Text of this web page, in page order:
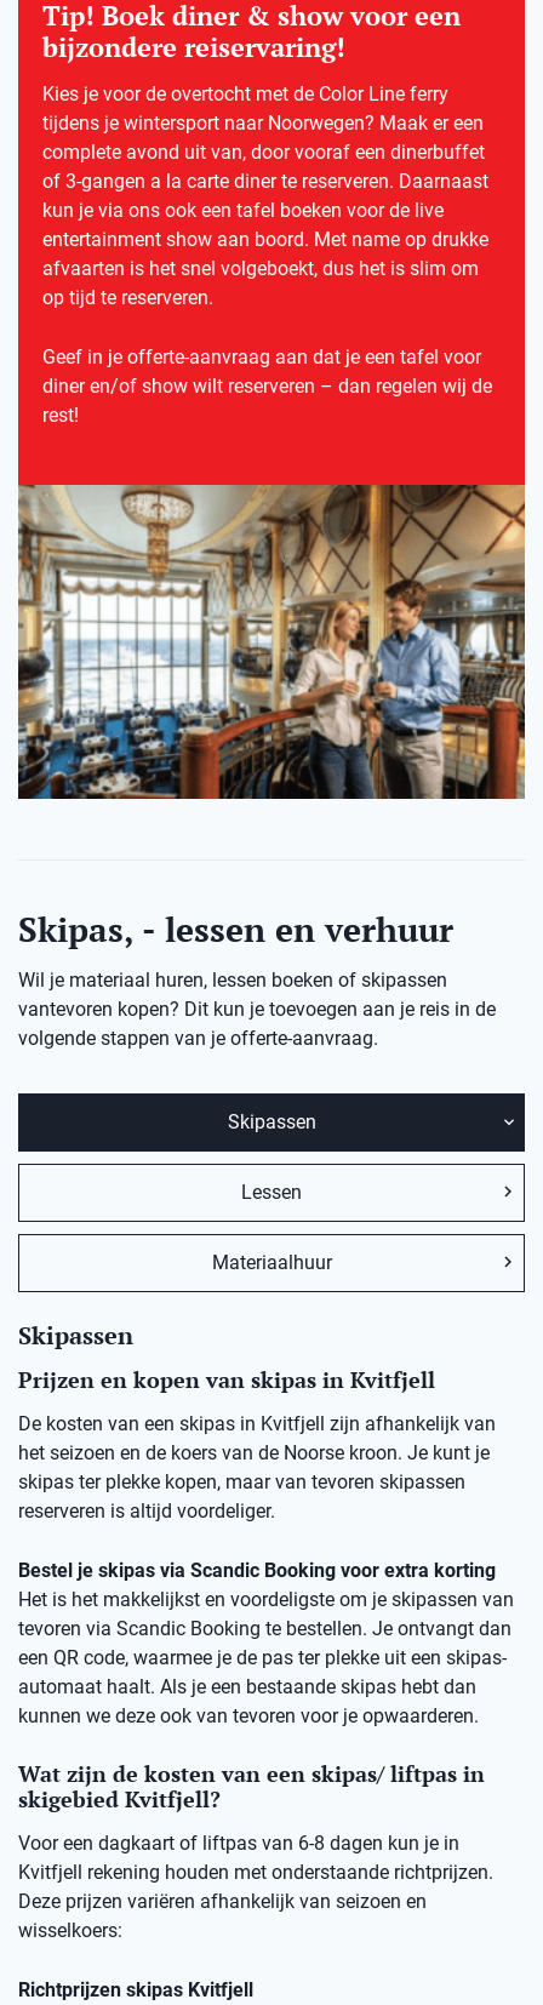
Tip! Boek diner & show voor een
bijzondere reiservaring!
Kies je voor de overtocht met de Color Line ferry
tijdens je wintersport naar Noorwegen? Maak er een
complete avond uit van, door vooraf een dinerbuffet
of 3-gangen a la carte diner te reserveren. Daarnaast
kun je via ons ook een tafel boeken voor de live
entertainment show aan boord. Met name op drukke
afvaarten is het snel volgeboekt, dus het is slim om
op tijd te reserveren.
Geef in je offerte-aanvraag aan dat je een tafel voor
diner en/of show wilt reserveren – dan regelen wij de
rest!
Skipas, - lessen en verhuur
Wil je materiaal huren, lessen boeken of skipassen
vantevoren kopen? Dit kun je toevoegen aan je reis in de
volgende stappen van je offerte-aanvraag.
Skipassen
Lessen
Materiaalhuur
Skipassen
Prijzen en kopen van skipas in Kvitfjell
De kosten van een skipas in Kvitfjell zijn afhankelijk van
het seizoen en de koers van de Noorse kroon. Je kunt je
skipas ter plekke kopen, maar van tevoren skipassen
reserveren is altijd voordeliger.
Bestel je skipas via Scandic Booking voor extra korting
Het is het makkelijkst en voordeligste om je skipassen van
tevoren via Scandic Booking te bestellen. Je ontvangt dan
een QR code, waarmee je de pas ter plekke uit een skipas-
automaat haalt. Als je een bestaande skipas hebt dan
kunnen we deze ook van tevoren voor je opwaarderen.
Wat zijn de kosten van een skipas/ liftpas in
skigebied Kvitfjell?
Voor een dagkaart of liftpas van 6-8 dagen kun je in
Kvitfjell rekening houden met onderstaande richtprijzen.
Deze prijzen variëren afhankelijk van seizoen en
wisselkoers:
Richtprijzen skipas Kvitfjell